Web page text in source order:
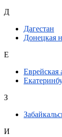
Д
Дагестан
Донецкая
Е
Еврейская
З
И